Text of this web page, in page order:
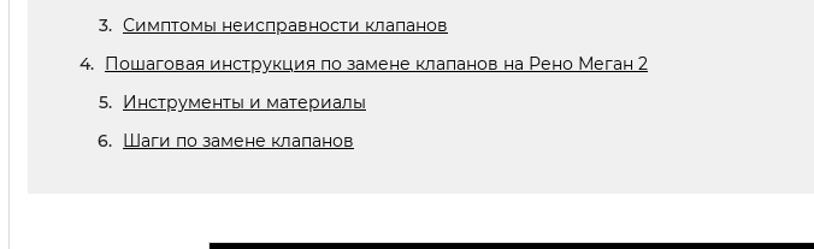
Симптомы неисправности клапанов
Пошаговая инструкция по замене клапанов на Рено Меган 2
Инструменты и материалы
Шаги по замене клапанов